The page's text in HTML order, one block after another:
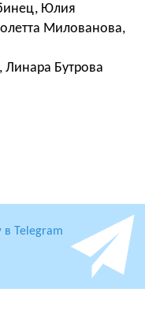
Юлия
Милованова,
Бутрова
в Telegram